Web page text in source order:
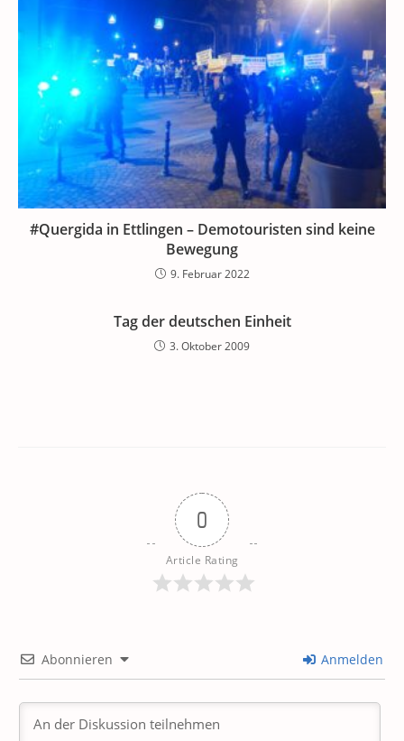
#Quergida in Ettlingen – Demotouristen sind keine
Bewegung
9. Februar 2022
Tag der deutschen Einheit
3. Oktober 2009
0
Article Rating
Abonnieren Anmelden